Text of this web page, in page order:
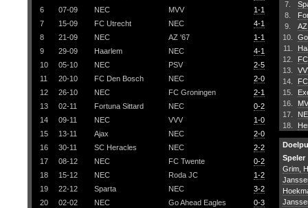
6
07-09 NEC MVV
1-1
7
15-09 FC Utrecht NEC
4-1
8
21-09 NEC AZ '67
1-1
9
29-09 Haarlem NEC
4-1
10
05-10 NEC PSV
2-5
11
20-10 FC Den Bosch NEC
2-0
12
26-10 NEC FC Groningen
2-1
13
02-11 Fortuna Sittard NEC
0-2
14
09-11 NEC VVV
1-0
15
13-11 Ajax NEC
2-0
16
30-11 SC Heracles NEC
2-2
17
08-12 NEC FC Twente
0-2
18
15-12 NEC Roda JC
1-2
19
22-12 Sparta NEC
3-2
20
02-02 NEC Go Ahead Eagles
0-3
7.
8.
9.
10.
11.
12.
13.
14.
15.
16.
17.
18.
Speler
Grim,